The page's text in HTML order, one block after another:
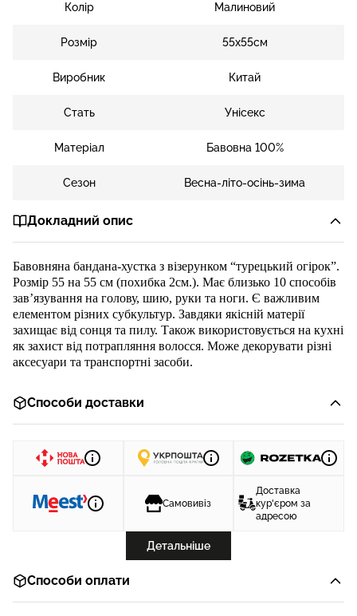
Колір Малиновий
Розмір 55х55см
Виробник Китай
Стать Унісекс
Матеріал Бавовна 100%
Сезон Весна-літо-осінь-зима
Докладний опис
Бавовняна бандана-хустка з візерунком “турецький огірок”.
Розмір 55 на 55 см (похибка 2см.). Має близько 10 способів
зав’язування на голову, шию, руки та ноги. Є важливим
елементом різних субкультур. Завдяки якісній матерії
захищає від сонця та пилу. Також використовується на кухні
як захист від потрапляння волосся. Може декорувати різні
аксесуари та транспортні засоби.
Способи доставки
Самовивіз
Доставка
кур'єром за
адресою
Детальніше
Способи оплати